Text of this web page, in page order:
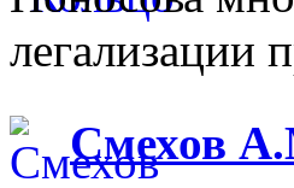
легализации
Смехов